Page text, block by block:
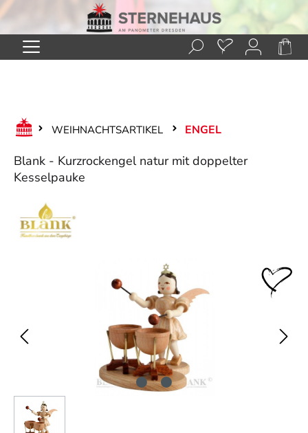
Zum Hauptinhalt springen
WEIHNACHTSARTIKEL ENGEL
Blank - Kurzrockengel natur mit doppelter
Kesselpauke